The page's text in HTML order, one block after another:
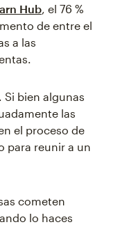
Hub, el 76 %
de entre el
a las
Si bien algunas
las
el proceso de
para reunir a un
cometen
lo haces